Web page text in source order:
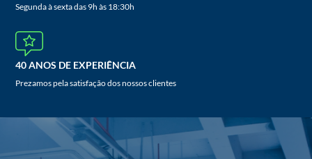
Segunda à sexta das 9h às 18:30h
40 ANOS DE EXPERIÊNCIA
Prezamos pela satisfação dos nossos clientes